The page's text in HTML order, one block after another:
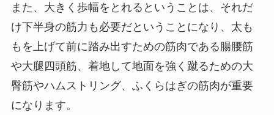
また、大きく歩幅をとれるということは、それだ
け下半身の筋力も必要だということになり、太も
もを上げて前に踏み出すための筋肉である腸腰筋
や大腿四頭筋、着地して地面を強く蹴るための大
臀筋やハムストリング、ふくらはぎの筋肉が重要
になります。